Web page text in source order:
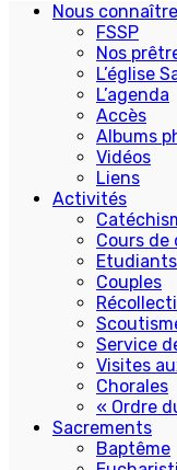
Nous connaître
FSSP
Nos
L’église
L’agenda
Accès
Albums
Vidéos
Liens
Activités
Cours
Etudiants
Couples
Service
Visites
Chorales
« Ordre
Sacrements
Baptême